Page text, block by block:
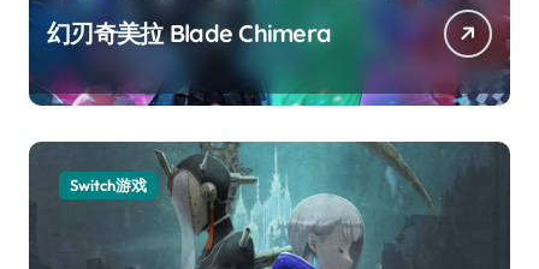
幻刃奇美拉 Blade Chimera
Switch游戏